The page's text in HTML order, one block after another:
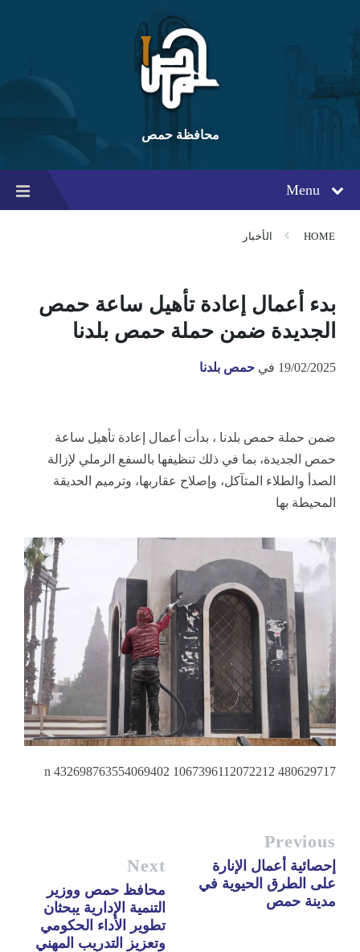
content
main
navigation
footer
محافظة حمص
Menu
HOME الأخبار
بدء أعمال إعادة تأهيل ساعة حمص
الجديدة ضمن حملة حمص بلدنا
19/02/2025 في حمص بلدنا
ضمن حملة حمص بلدنا ، بدأت أعمال إعادة تأهيل ساعة
حمص الجديدة، بما في ذلك تنظيفها بالسفع الرملي لإزالة
الصدأ والطلاء المتآكل، وإصلاح عقاربها، وترميم الحديقة
المحيطة بها
480629717 1067396112072212 432698763554069402 n
Previous
إحصائية أعمال الإنارة
على الطرق الحيوية في
مدينة حمص
Next
محافظ حمص ووزير
التنمية الإدارية يبحثان
تطوير الأداء الحكومي
وتعزيز التدريب المهني